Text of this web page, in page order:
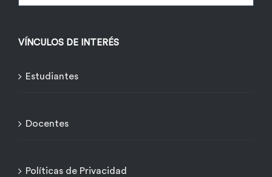
VÍNCULOS DE INTERÉS
Estudiantes
Docentes
Políticas de Privacidad